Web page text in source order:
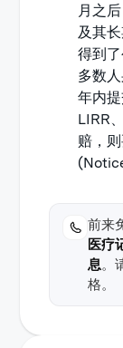
月之
及其
得到
多数
年内
LIRR
赔，
前来
医疗
息。
格。